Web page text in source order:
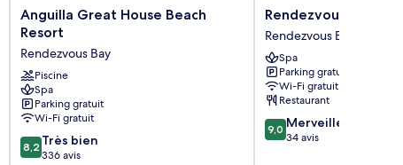
Anguilla
Great
Beach
Resort
Rendezvous
Bay
Anguilla Great House Beach
Resort
Rendezvous Bay
Piscine
Spa
Parking gratuit
Wi-Fi gratuit
8.2
sur
8,2 Très bien
336 avis
Rendezvous
Bay
Hotel
Rendezvous
Bay
Rendezvous Bay
Rendezvous Bay
Spa
Parking gratuit
Wi-Fi gratuit
Restaurant
9.0
sur
9,0 Merveilleux
34 avis